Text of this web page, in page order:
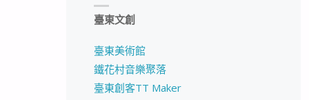
臺東文創
臺東美術館
鐵花村音樂聚落
臺東創客TT Maker